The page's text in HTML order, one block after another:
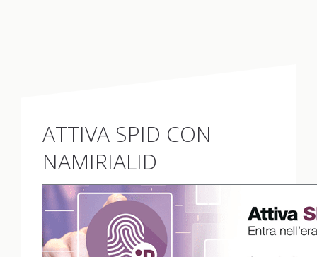
ATTIVA SPID CON
NAMIRIALID